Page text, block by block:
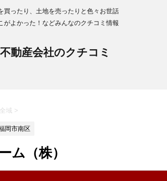
買ったり、土地を売ったりと色々お世話
がよかった！などみんなのクチコミ情報
動産会社のクチコミ
域 >
岡市南区
ム（株）